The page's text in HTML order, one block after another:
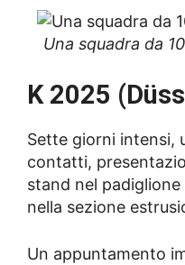
Una squadra da
K 2025
Sette giorni intensi,
contatti,
stand nel
nella sezione
Un appuntamento